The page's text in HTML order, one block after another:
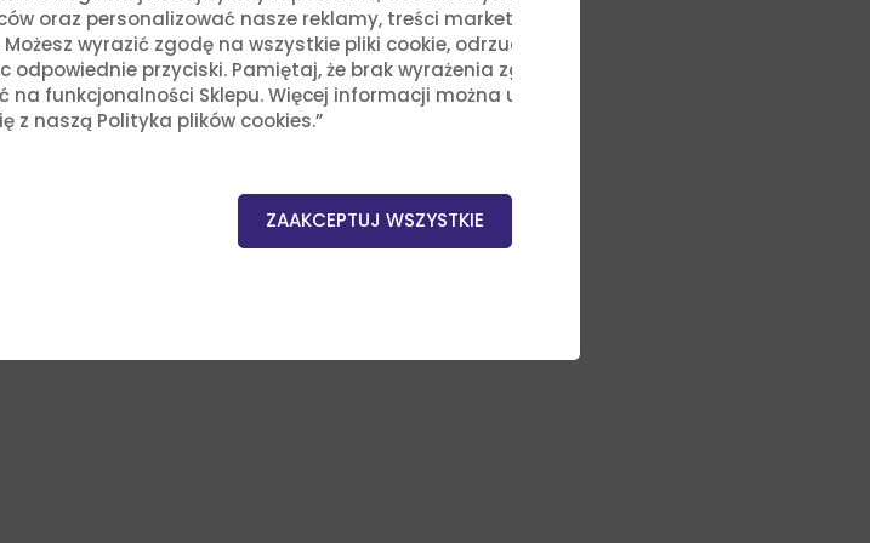
oraz personalizować nasze reklamy, treści marketingowe i
wyrazić zgodę na wszystkie pliki cookie, odrzucić je lub
przyciski. Pamiętaj, że brak wyrażenia zgody na
na funkcjonalności Sklepu. Więcej informacji można uzyskać,
z naszą Polityka plików cookies.”
ZAAKCEPTUJ WSZYSTKIE